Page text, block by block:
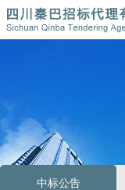
中标公告